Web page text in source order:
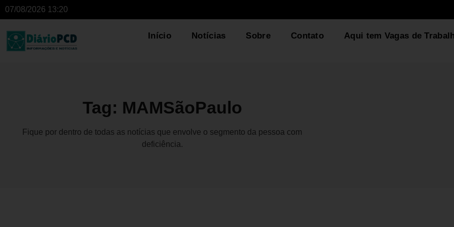
07/08/2026 13:20
Início Notícias Sobre Contato Aqui tem Vagas de
Tag: MAMSãoPaulo
Fique por dentro de todas as notícias que envolve o segmento da pessoa com
deficiência.